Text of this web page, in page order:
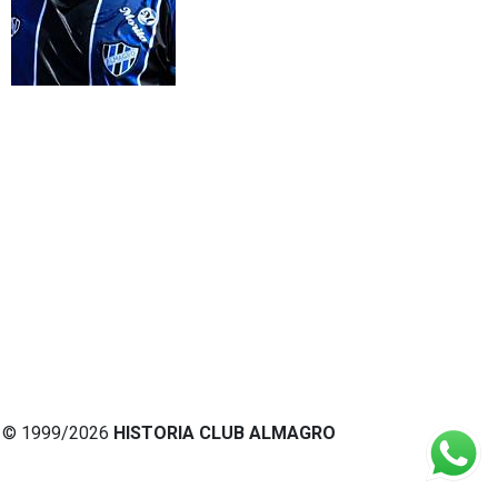
© 1999/2026 HISTORIA CLUB ALMAGRO